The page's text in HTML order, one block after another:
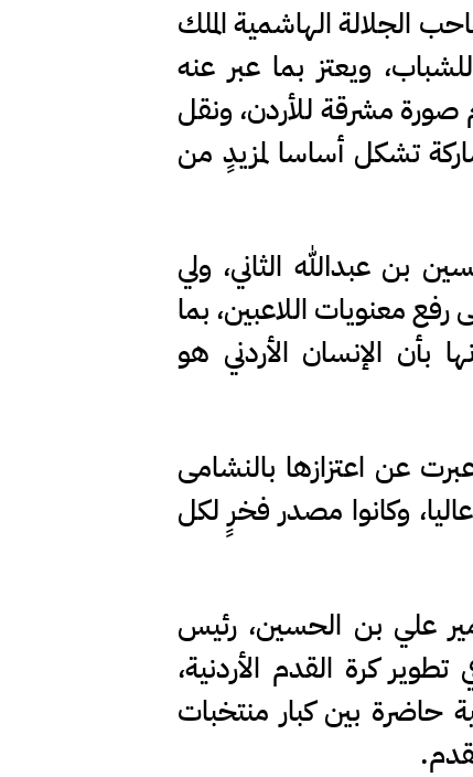
الجلالة الهاشمية الملك
ويعتز بما عبر عنه
صورة مشرقة للأردن، ونقل
تشكل أساسا لمزيدٍ من
بن عبدالله الثاني، ولي
معنويات اللاعبين، بما
بأن الإنسان الأردني هو
عن اعتزازها بالنشامى
وكانوا مصدر فخرٍ لكل
علي بن الحسين، رئيس
تطوير كرة القدم الأردنية،
حاضرة بين كبار منتخبات